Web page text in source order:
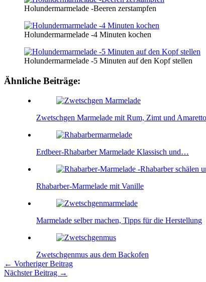
Holundermarmelade -Beeren zerstampfen
Holundermarmelade -4 Minuten kochen
Holundermarmelade -5 Minuten auf den Kopf stellen
Ähnliche Beiträge:
Zwetschgen Marmelade mit Rum, Zimt und Amaretto
Erdbeer-Rhabarber Marmelade Klassisch und…
Rhabarber-Marmelade mit Vanille
Marmelade selber machen, Tipps für die Herstellung
Zwetschgenmus aus dem Backofen
← Vorheriger Beitrag
Nächster Beitrag →